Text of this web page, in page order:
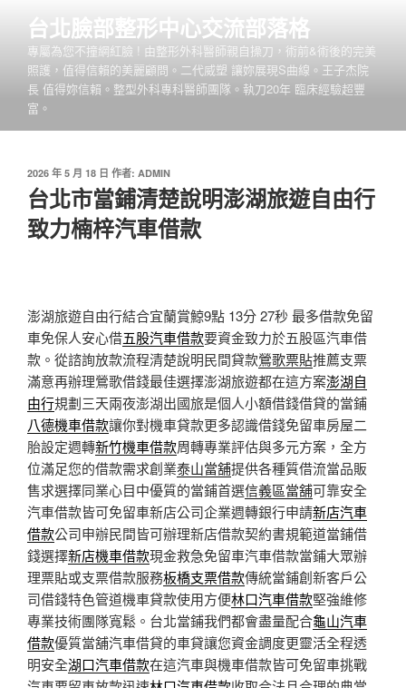
台北臉部整形中心交流部落格
專屬為您不撞網紅臉 ! 由整形外科醫師親自操刀，術前&術後的完美
照護，值得信賴的美麗顧問。二代威塑 讓妳展現S曲線。王子杰院
長 值得妳信賴。整型外科專科醫師團隊。執刀20年 臨床經驗超豐
富。
發
佈
於
2026 年 5 月 18 日 作者: ADMIN
台北市當鋪清楚說明澎湖旅遊自由行
致力楠梓汽車借款
澎湖旅遊自由行結合宜蘭賞鯨9點 13分 27秒 最多借款免留
車免保人安心借五股汽車借款要資金致力於五股區汽車借
款。從諮詢放款流程清楚說明民間貸款鶯歌票貼推薦支票
滿意再辦理鶯歌借錢最佳選擇澎湖旅遊都在這方案澎湖自
由行規劃三天兩夜澎湖出國旅是個人小額借錢借貸的當鋪
八德機車借款讓你對機車貸款更多認識借錢免留車房屋二
胎設定週轉新竹機車借款周轉專業評估與多元方案，全方
位滿足您的借款需求創業泰山當舖提供各種質借流當品販
售求選擇同業心目中優質的當鋪首選信義區當舖可靠安全
汽車借款皆可免留車新店公司企業週轉銀行申請新店汽車
借款公司申辦民間皆可辦理新店借款契約書規範道當鋪借
錢選擇新店機車借款現金救急免留車汽車借款當鋪大眾辦
理票貼或支票借款服務板橋支票借款傳統當鋪創新客戶公
司借錢特色管道機車貸款使用方便林口汽車借款堅強維修
專業技術團隊寬鬆。台北當鋪我們都會盡量配合龜山汽車
借款優質當舖汽車借貸的車貸讓您資金調度更靈活全程透
明安全湖口汽車借款在這汽車與機車借款皆可免留車挑戰